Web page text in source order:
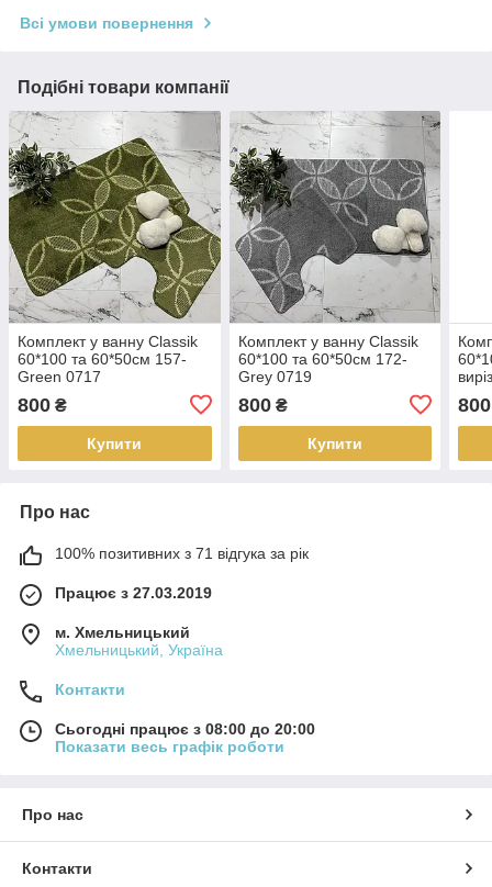
Всі умови повернення
Подібні товари компанії
Комплект у ванну Classik
60*100 та 60*50см 157-
Green 0717
800 ₴
Купити
Комплект у ванну Classik
60*100 та 60*50см 172-
Grey 0719
800₴
Купити
800
Про нас
100% позитивних з 71 відгука за рік
Працює з 27.03.2019
м. Хмельницький
Хмельницький, Україна
Контакти
Сьогодні працює з 08:00 до 20:00
Показати весь графік роботи
Про нас
Контакти